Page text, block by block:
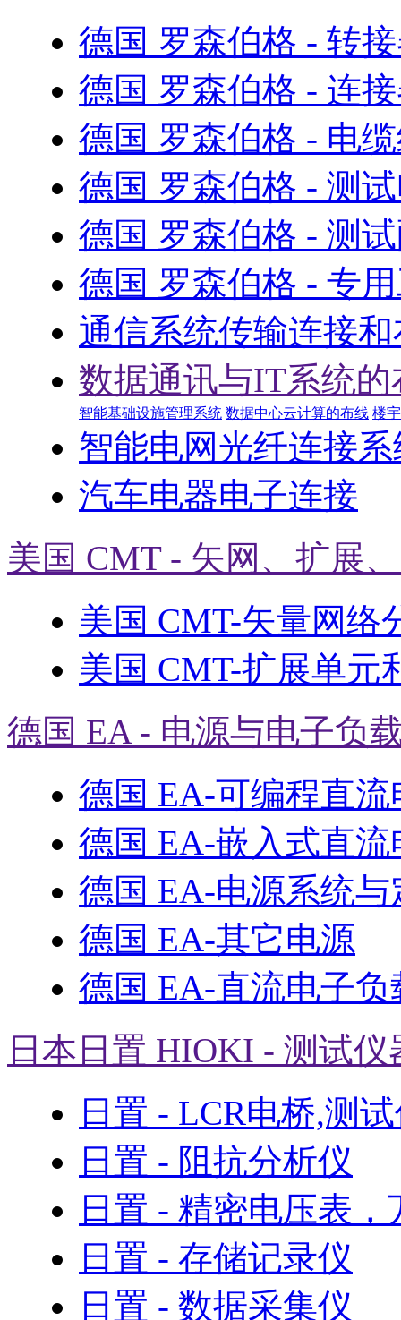
德国 罗森伯格 - 转
德国 罗森伯格 - 连
德国 罗森伯格 - 电
德国 罗森伯格 - 测
德国 罗森伯格 - 测
德国 罗森伯格 - 专
通信系统传输连接
数据通讯与IT系统的
智能基础设施管理系统 数据中心云计算的布线 楼
智能电网光纤连接系
汽车电器电子连接
美国 CMT - 矢网、扩展
美国 CMT-矢量网络
美国 CMT-扩展单元
德国 EA - 电源与电子负
德国 EA-可编程直流
德国 EA-嵌入式直流
德国 EA-电源系统与
德国 EA-其它电源
德国 EA-直流电子负
日本日置 HIOKI - 测试仪
日置 - LCR电桥,测
日置 - 阻抗分析仪
日置 - 精密电压表，
日置 - 存储记录仪
日置 - 数据采集仪